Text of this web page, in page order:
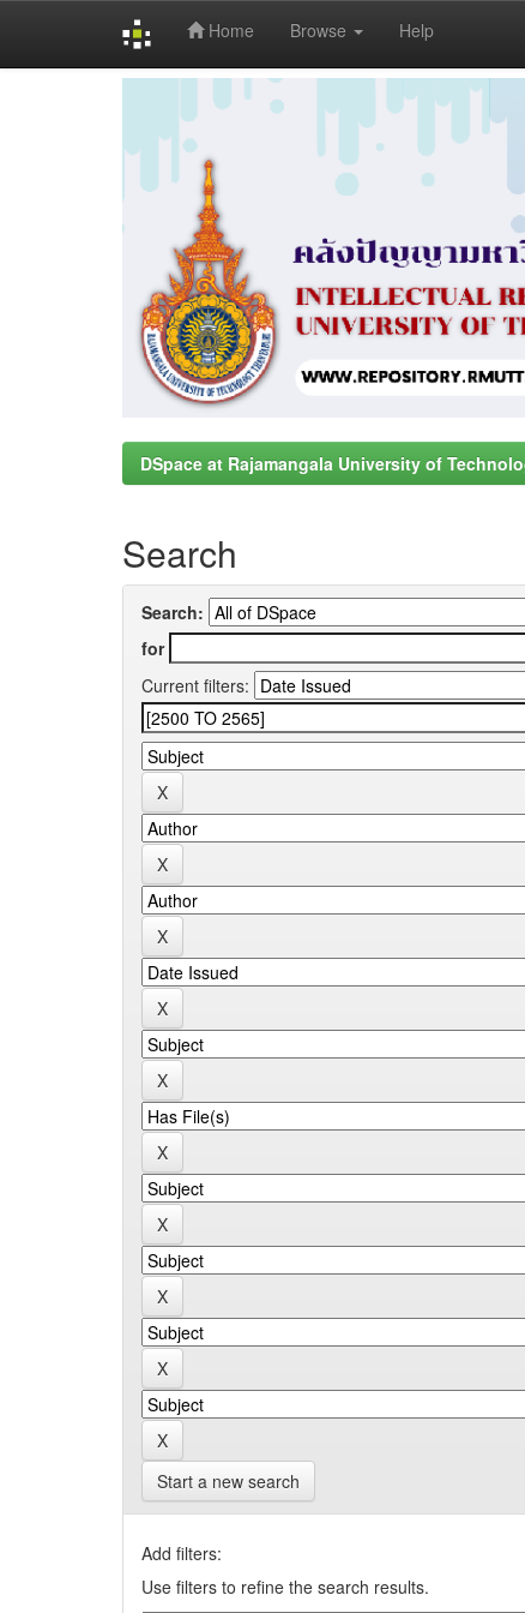
Home Browse Help
DSpace at Rajamangala University of
Search
Search:
for
Current filters:
Start a new search
Add filters:
Use filters to refine the search results.